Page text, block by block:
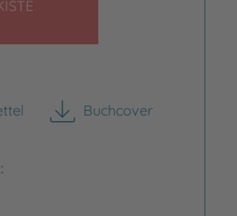
Buchcover
herunterladen